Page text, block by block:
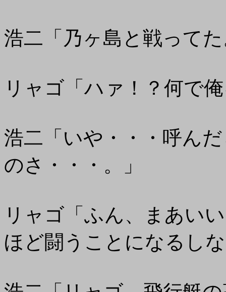
浩二「乃ヶ島と戦って
リャゴ「ハァ！？何で
浩二「いや・・・呼ん
のさ・・・。」
リャゴ「ふん、まあい
ほど闘うことになるし